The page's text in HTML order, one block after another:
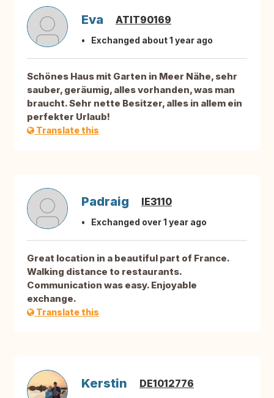
Eva ATIT90169
Exchanged about 1 year ago
Schönes Haus mit Garten in Meer Nähe, sehr
sauber, geräumig, alles vorhanden, was man
braucht. Sehr nette Besitzer, alles in allem ein
perfekter Urlaub!
Translate this
Padraig IE3110
Exchanged over 1 year ago
Great location in a beautiful part of France.
Walking distance to restaurants.
Communication was easy. Enjoyable
exchange.
Translate this
Kerstin DE1012776